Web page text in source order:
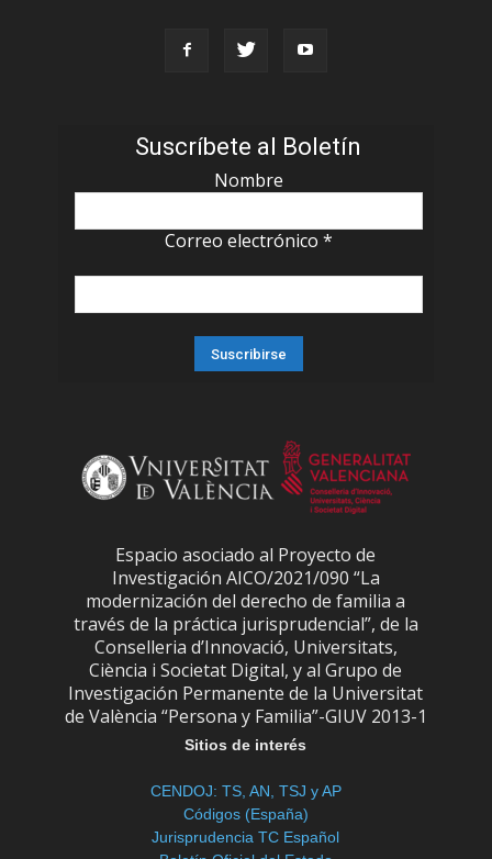
Suscríbete al Boletín
Nombre
Correo electrónico *
Espacio asociado al Proyecto de
Investigación AICO/2021/090 “La
modernización del derecho de familia a
través de la práctica jurisprudencial”, de la
Conselleria d’Innovació, Universitats,
Ciència i Societat Digital, y al Grupo de
Investigación Permanente de la Universitat
de València “Persona y Familia”-GIUV 2013-1
Sitios de interés
CENDOJ: TS, AN, TSJ y AP
Códigos (España)
Jurisprudencia TC Español